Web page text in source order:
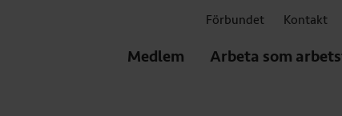
Förbundet Kontakt
Medlem Arbeta som